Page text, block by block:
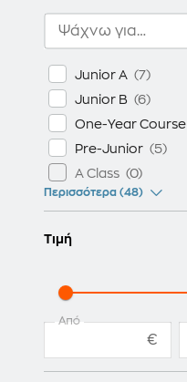
Olly the Owl
Our World
Ricco and Me
Rusty
Smart
Smiles
Junior A
Junior B
One-Year Course
Pre-Junior
A Class
Περισσότερα (48)
Τιμή
Από
€